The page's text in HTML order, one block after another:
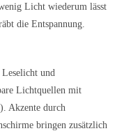
Licht wiederum lässt
die Entspannung.
und
Lichtquellen mit
Akzente durch
bringen zusätzlich